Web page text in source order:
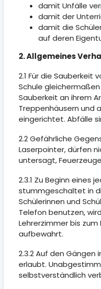
damit Unfälle
damit der
damit die
auf deren
2. Allgemeines
2.1 Für die Sauberkeit
Schule
Sauberkeit an ihrem
Treppenhäusern und
eingerichtet. Abfälle
2.2 Gefährliche
Laserpointer, dürfen
untersagt,
2.3.1 Zu Beginn eines
stummgeschaltet in
Schülerinnen und
Telefon benutzen,
Lehrerzimmer bis
aufbewahrt.
2.3.2 Auf den
erlaubt.
selbstverständlich